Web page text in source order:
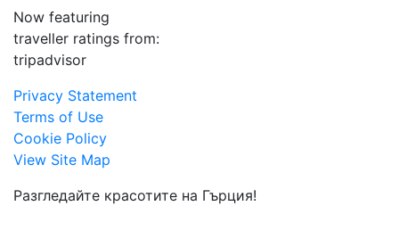
Now featuring
traveller ratings from:
tripadvisor
Privacy Statement
Terms of Use
Cookie Policy
View Site Map
Разгледайте красотите на Гърция!